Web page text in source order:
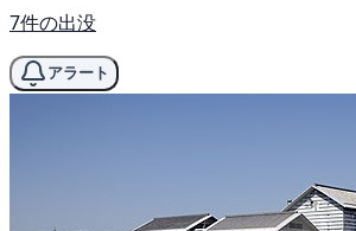
7件の出没
アラート